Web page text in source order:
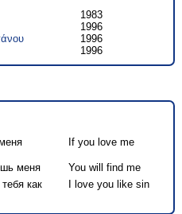
1983
1996
1996
1996
If you love me
меня
You will find me
как I love you like sin